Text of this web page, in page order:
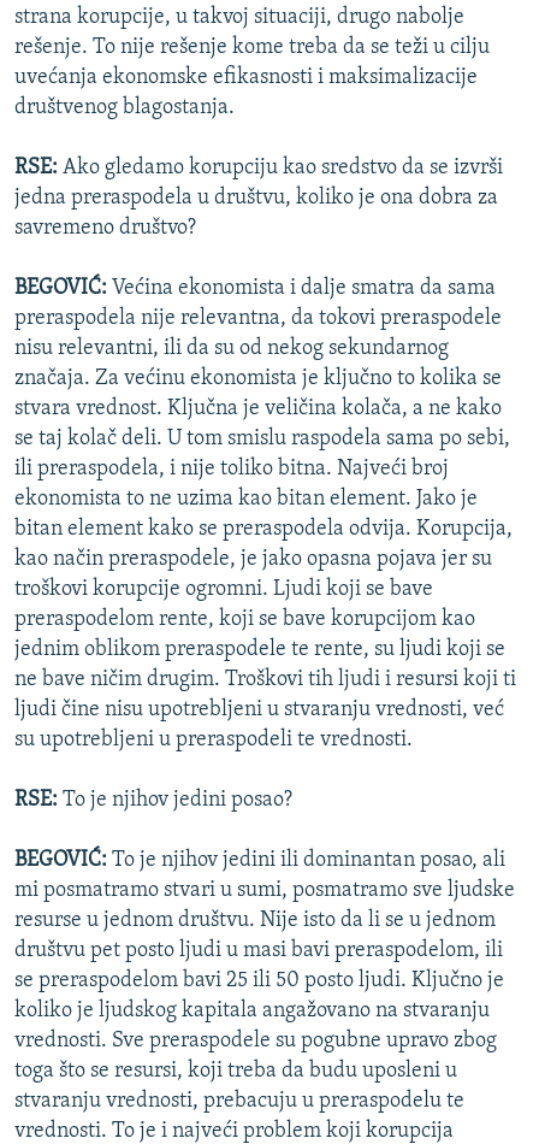
strana korupcije, u takvoj situaciji, drugo nabolje
rešenje. To nije rešenje kome treba da se teži u cilju
uvećanja ekonomske efikasnosti i maksimalizacije
društvenog blagostanja.
RSE: Ako gledamo korupciju kao sredstvo da se izvrši
jedna preraspodela u društvu, koliko je ona dobra za
savremeno društvo?
BEGOVIĆ: Većina ekonomista i dalje smatra da sama
preraspodela nije relevantna, da tokovi preraspodele
nisu relevantni, ili da su od nekog sekundarnog
značaja. Za većinu ekonomista je ključno to kolika se
stvara vrednost. Ključna je veličina kolača, a ne kako
se taj kolač deli. U tom smislu raspodela sama po sebi,
ili preraspodela, i nije toliko bitna. Najveći broj
ekonomista to ne uzima kao bitan element. Jako je
bitan element kako se preraspodela odvija. Korupcija,
kao način preraspodele, je jako opasna pojava jer su
troškovi korupcije ogromni. Ljudi koji se bave
preraspodelom rente, koji se bave korupcijom kao
jednim oblikom preraspodele te rente, su ljudi koji se
ne bave ničim drugim. Troškovi tih ljudi i resursi koji ti
ljudi čine nisu upotrebljeni u stvaranju vrednosti, već
su upotrebljeni u preraspodeli te vrednosti.
RSE: To je njihov jedini posao?
BEGOVIĆ: To je njihov jedini ili dominantan posao, ali
mi posmatramo stvari u sumi, posmatramo sve ljudske
resurse u jednom društvu. Nije isto da li se u jednom
društvu pet posto ljudi u masi bavi preraspodelom, ili
se preraspodelom bavi 25 ili 50 posto ljudi. Ključno je
koliko je ljudskog kapitala angažovano na stvaranju
vrednosti. Sve preraspodele su pogubne upravo zbog
toga što se resursi, koji treba da budu uposleni u
stvaranju vrednosti, prebacuju u preraspodelu te
vrednosti. To je i najveći problem koji korupcija